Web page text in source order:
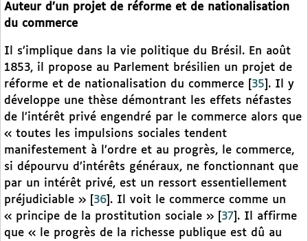
Auteur d’un projet de réforme et de nationalisation
du commerce
Il s’implique dans la vie politique du Brésil. En août
1853, il propose au Parlement brésilien un projet de
réforme et de nationalisation du commerce
35 . Il y
développe une thèse démontrant les effets néfastes
de l’intérêt privé engendré par le commerce alors que
« toutes les impulsions sociales tendent
manifestement à l’ordre et au progrès, le commerce,
si dépourvu d’intérêts généraux, ne fonctionnant que
par un intérêt privé, est un ressort essentiellement
préjudiciable »
36 . Il voit le commerce comme un
« principe de la prostitution sociale »
37 . Il affirme
que « le progrès de la richesse publique est dû au